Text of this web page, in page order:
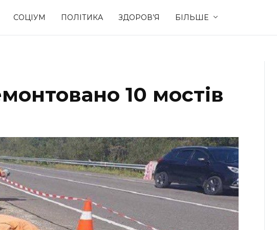
СОЦІУМ ПОЛІТИКА ЗДОРОВ’Я БІЛЬШЕ
Спорт Стиль життя
10 мостів